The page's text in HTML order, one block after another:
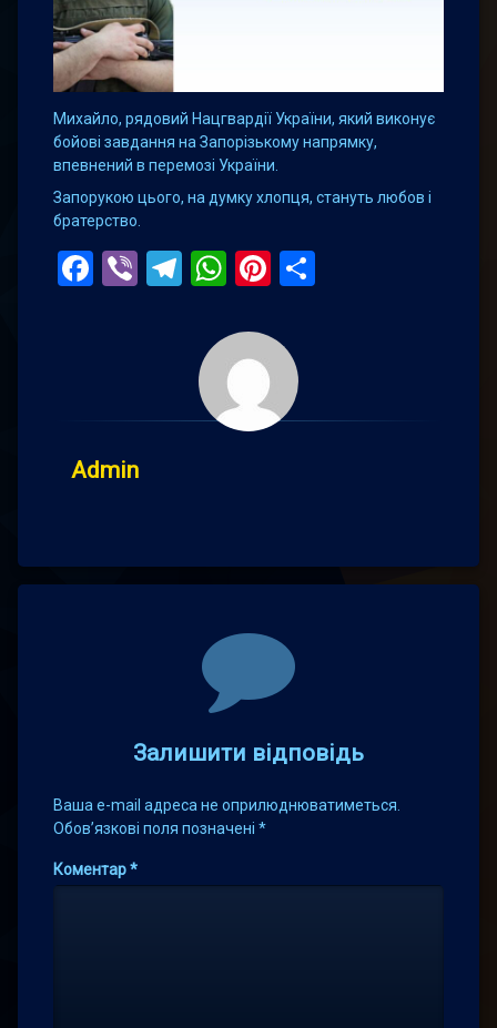
Михайло, рядовий Нацгвардії України, який виконує
бойові завдання на Запорізькому напрямку,
впевнений в перемозі України.
Запорукою цього, на думку хлопця, стануть любов і
братерство.
Facebook
ViberTelegram
WhatsApp
Pinterest
Admin
Залишити відповідь
Ваша e-mail адреса не оприлюднюватиметься.
Обов’язкові поля позначені *
Коментар*